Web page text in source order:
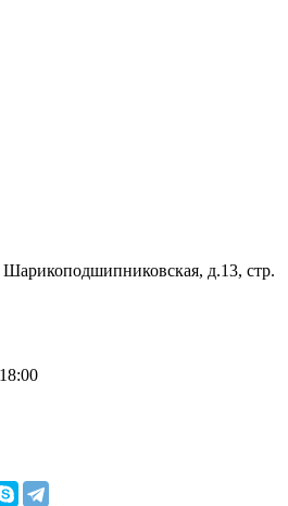
д.13, стр.